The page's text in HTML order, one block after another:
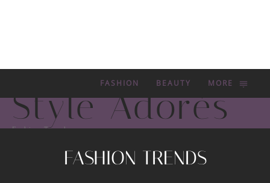
FASHION BEAUTY MORE
Style Adorés
Fashion Trends
FASHION TRENDS